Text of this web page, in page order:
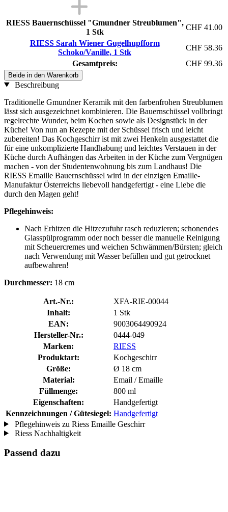
RIESS Bauernschüssel "Gmundner Streublumen",
1 Stk
CHF 41.00
RIESS Sarah Wiener Gugelhupfform
Schoko/Vanille, 1 Stk
CHF 58.36
Gesamtpreis:
CHF 99.36
Beide in den Warenkorb
Beschreibung
Traditionelle Gmundner Keramik mit den farbenfrohen Streublumen
lässt sich ausgezeichnet kombinieren. Die Bauernschüssel vollbringt
regelrechte Wunder, beim Kochen sowie als Designstück in der
Küche! Von nun an Rezepte mit der Schüssel frisch und leicht
zubereiten! Das Kochgeschirr ist mit zwei Henkeln ausgestattet die
für eine unkomplizierte Handhabung und leichtes Verstauen in der
Küche durch Aufhängen das Arbeiten in der Küche zum Vergnügen
machen - von der Studentenwohnung bis zum Landhaus! Die
RIESS Emaille Bauernschüssel wird in der einzigen Emaille-
Manufaktur Österreichs liebevoll handgefertigt - eine Liebe die
durch den Magen geht!
Pflegehinweis:
Nach Erhitzen die Hitzezufuhr rasch reduzieren; schonendes
Glasspülprogramm oder noch besser die manuelle Reinigung
mit Scheuercremes und weichen Schwämmen/Bürsten; gleich
nach Verwendung mit Wasser befüllen und gut getrocknet
aufbewahren!
Durchmesser: 18 cm
Art.-Nr.:
XFA-RIE-00044
Inhalt:
1 Stk
EAN:
9003064490924
Hersteller-Nr.:
0444-049
Marken:
RIESS
Produktart:
Kochgeschirr
Größe:
Ø 18 cm
Material:
Email / Emaille
Füllmenge:
800 ml
Eigenschaften:
Handgefertigt
Kennzeichnungen / Gütesiegel: Handgefertigt
Pflegehinweis zu Riess Emaille Geschirr
Riess Nachhaltigkeit
Passend dazu